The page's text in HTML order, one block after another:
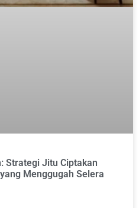
Strategi Jitu Ciptakan
Menggugah Selera